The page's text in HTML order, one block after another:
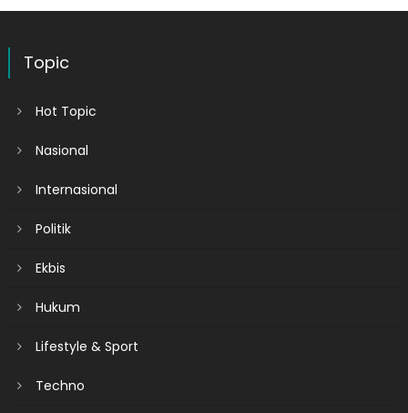
Topic
Hot Topic
Nasional
Internasional
Politik
Ekbis
Hukum
Lifestyle & Sport
Techno